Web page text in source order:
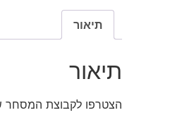
תיאור
תיאור
הצטרפו לקבוצת המסחר